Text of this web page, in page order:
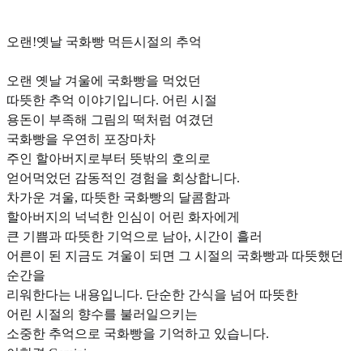
오랜!옛날 국화빵 먹든시절의 추억
오랜 옛날 겨울에 국화빵을 먹었던
따뜻한 추억 이야기입니다. 어린 시절
용돈이 부족해 그림의 떡처럼 여겼던
국화빵을 우연히 포장마차
주인 할아버지로부터 뜻밖의 호의로
얻어먹었던 감동적인 경험을 회상합니다.
차가운 겨울, 따뜻한 국화빵의 달콤함과
할아버지의 넉넉한 인심이 어린 화자에게
큰 기쁨과 따뜻한 기억으로 남아, 시간이 흘러
어른이 된 지금도 겨울이 되면 그 시절의 국화빵과 따뜻했던
순간을
리워한다는 내용입니다. 단순한 간식을 넘어 따뜻한
어린 시절의 향수를 불러일으키는
소중한 추억으로 국화빵을 기억하고 있습니다.